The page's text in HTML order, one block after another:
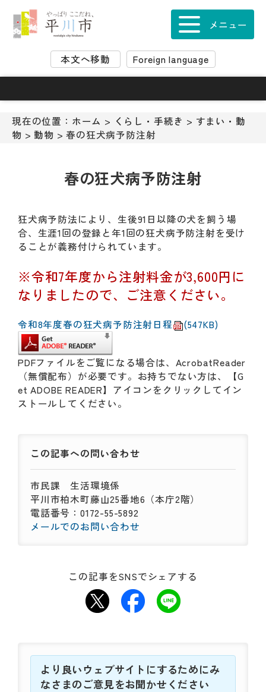
ョ
ス
本文へ移動 Foreign language
メニュー
現在の位置： ホーム > くらし・手続き > すまい・動
物 >動物 > 春の狂犬病予防注射
春の狂犬病予防注射
狂犬病予防法により、生後91日以降の犬を飼う場
合、生涯1回の登録と年1回の狂犬病予防注射を受け
ることが義務付けられています。
※令和7年度から注射料金が3,600円に
なりましたので、ご注意ください。
令和8年度春の狂犬病予防注射日程 (547KB)
PDFファイルをご覧になる場合は、AcrobatReader
（無償配布）が必要です。お持ちでない方は、【G
et ADOBE READER】アイコンをクリックしてイン
ストールしてください。
この記事への問い合わせ
市民課 生活環境係
平川市柏木町藤山25番地6（本庁2階）
電話番号：0172-55-5892
メールでのお問い合わせ
この記事をSNSでシェアする
より良いウェブサイトにするためにみ
なさまのご意見をお聞かせください